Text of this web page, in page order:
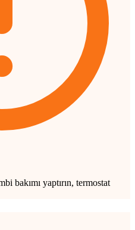
bakımı yaptırın, termostat